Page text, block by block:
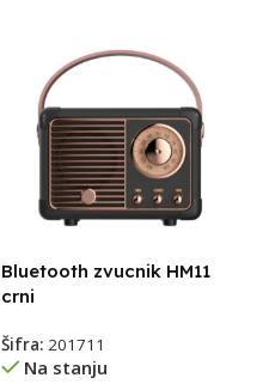
Bluetooth zvucnik HM11
crni
Šifra: 201711
Na stanju